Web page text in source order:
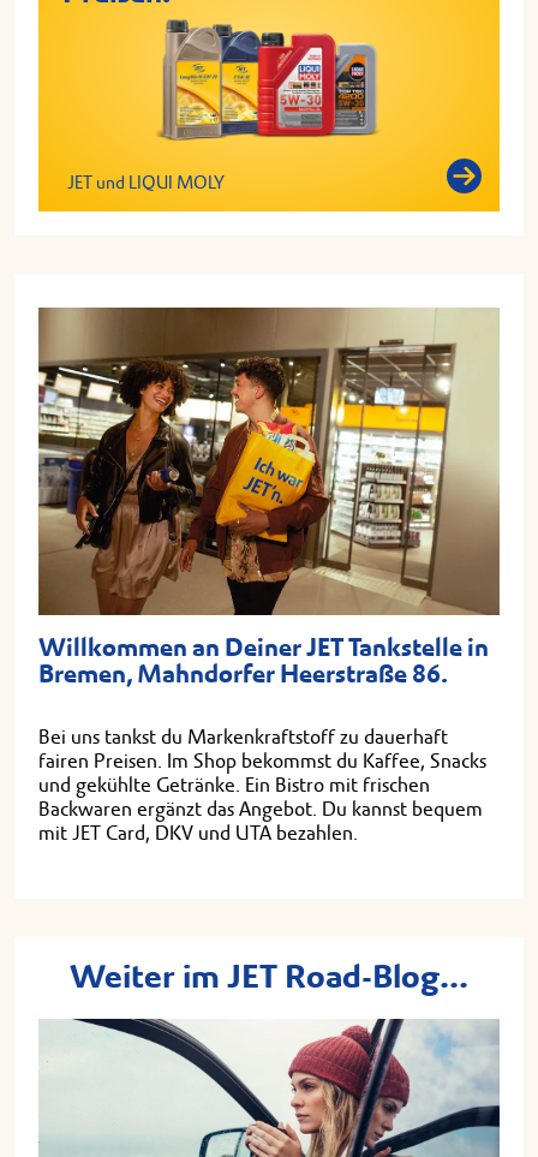
JET und LIQUI MOLY
Willkommen an Deiner JET Tankstelle in
Bremen, Mahndorfer Heerstraße 86.
Bei uns tankst du Markenkraftstoff zu dauerhaft
fairen Preisen. Im Shop bekommst du Kaffee, Snacks
und gekühlte Getränke. Ein Bistro mit frischen
Backwaren ergänzt das Angebot. Du kannst bequem
mit JET Card, DKV und UTA bezahlen.
Weiter im JET Road-Blog...